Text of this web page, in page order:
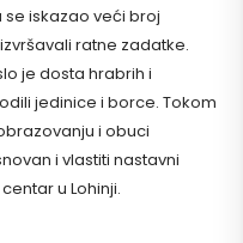
iskazao veći broj
ratne zadatke.
je dosta hrabrih i
jedinice i borce. Tokom
i obuci
i vlastiti nastavni
u Lohinji.